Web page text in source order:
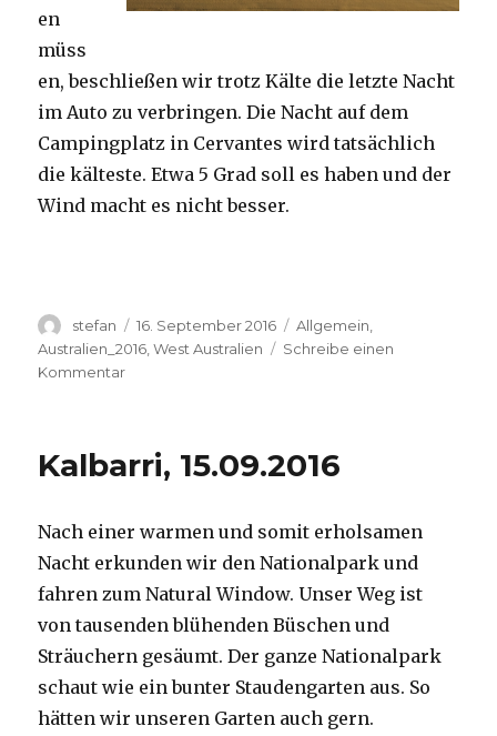
en
müss
en, beschließen wir trotz Kälte die letzte Nacht
im Auto zu verbringen. Die Nacht auf dem
Campingplatz in Cervantes wird tatsächlich
die kälteste. Etwa 5 Grad soll es haben und der
Wind macht es nicht besser.
Autor
stefan
Veröffentlicht
am
16. September 2016 Kategorien
Allgemein
Australien_2016 ,West Australien
Schreibe einen
Kommentarzu
Kalbarri, 15.09.2016
Nach einer warmen und somit erholsamen
Nacht erkunden wir den Nationalpark und
fahren zum Natural Window. Unser Weg ist
von tausenden blühenden Büschen und
Sträuchern gesäumt. Der ganze Nationalpark
schaut wie ein bunter Staudengarten aus. So
hätten wir unseren Garten auch gern.